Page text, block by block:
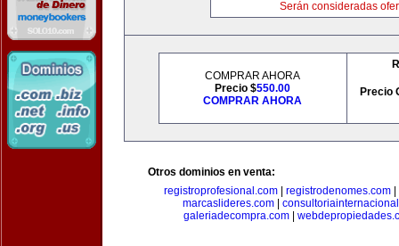
Serán consideradas
COMPRAR AHORA
Precio $550.00
COMPRAR AHORA
Precio
Otros dominios en venta:
registroprofesional.com| registrodenomes.com|
marcaslideres.com
galeriadecompra.com|